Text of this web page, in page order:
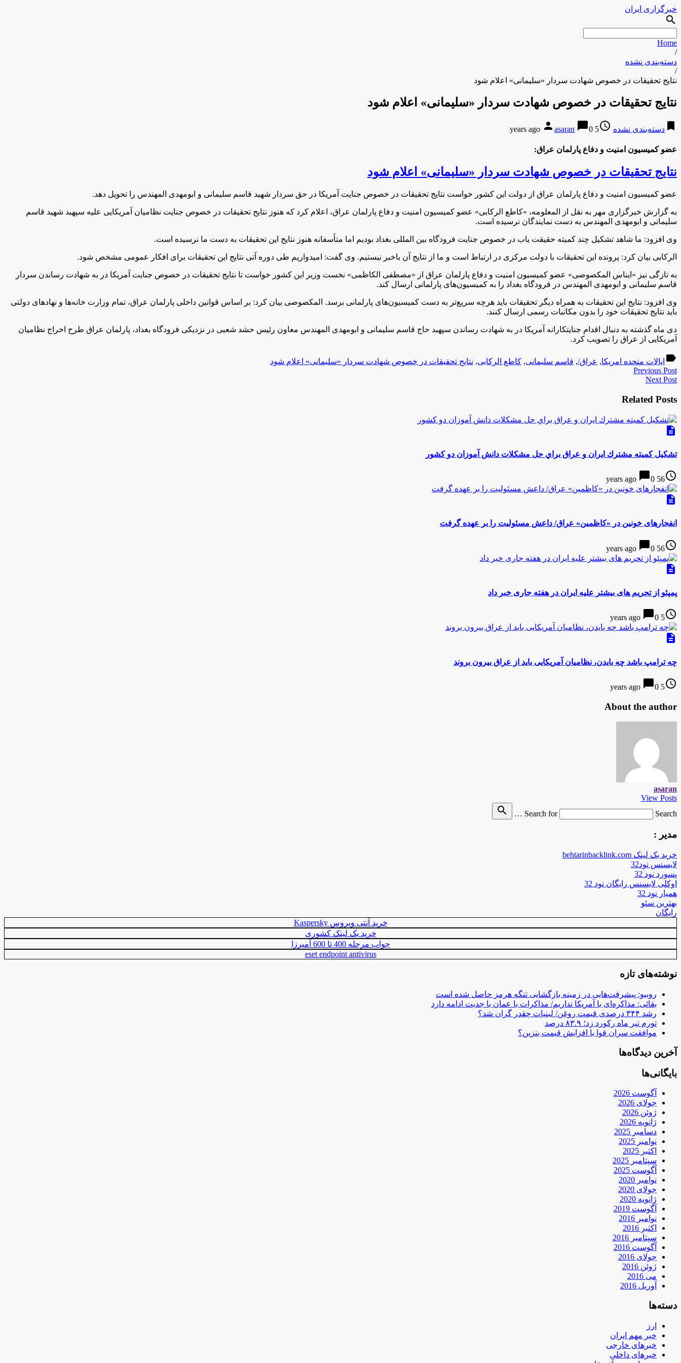
خبرگزاری ایران
search
Home
/
دسته‌بندی نشده
/
نتایج تحقیقات در خصوص شهادت سردار «سلیمانی» اعلام شود
نتایج تحقیقات در خصوص شهادت سردار «سلیمانی» اعلام شود
bookmark دسته‌بندی نشده access_time
5 years ago
person asaran chat_bubble0
عضو کمیسیون امنیت و دفاع پارلمان عراق:
نتایج تحقیقات در خصوص شهادت سردار «سلیمانی» اعلام شود
عضو کمیسیون امنیت و دفاع پارلمان عراق از دولت این کشور خواست نتایج تحقیقات در خصوص جنایت آمریکا در حق سردار شهید قاسم سلیمانی و ابومهدی المهندس را تحویل دهد.
به گزارش خبرگزاری مهر به نقل از المعلومه، «کاطع الرکابی» عضو کمیسیون امنیت و دفاع پارلمان عراق، اعلام کرد که هنوز نتایج تحقیقات در خصوص جنایت نظامیان آمریکایی علیه سپهبد شهید قاسم
سلیمانی و ابومهدی المهندس به دست نمایندگان نرسیده است.
وی افزود: ما شاهد تشکیل چند کمیته حقیقت یاب در خصوص جنایت فرودگاه بین المللی بغداد بودیم اما متأسفانه هنوز نتایج این تحقیقات به دست ما نرسیده است.
الرکابی بیان کرد: پرونده این تحقیقات با دولت مرکزی در ارتباط است و ما از نتایج آن باخبر نیستیم. وی گفت: امیدواریم طی دوره آتی نتایج این تحقیقات برای افکار عمومی مشخص شود.
به تازگی نیز «ایناس المکصوصی» عضو کمیسیون امنیت و دفاع پارلمان عراق از «مصطفی الکاظمی» نخست وزیر این کشور خواست تا نتایج تحقیقات در خصوص جنایت آمریکا در به شهادت رساندن سردار
قاسم سلیمانی و ابومهدی المهندس در فرودگاه بغداد را به کمیسیون‌های پارلمانی ارسال کند.
وی افزود: نتایج این تحقیقات به همراه دیگر تحقیقات باید هرچه سریع‌تر به دست کمیسیون‌های پارلمانی برسد. المکصوصی بیان کرد: بر اساس قوانین داخلی پارلمان عراق، تمام وزارت خانه‌ها و نهادهای دولتی
باید نتایج تحقیقات خود را بدون مکاتبات رسمی ارسال کنند.
دی ماه گذشته به دنبال اقدام جنایتکارانه آمریکا در به شهادت رساندن سپهبد حاج قاسم سلیمانی و ابومهدی المهندس معاون رئیس حشد شعبی در نزدیکی فرودگاه بغداد، پارلمان عراق طرح اخراج نظامیان
آمریکایی از عراق را تصویب کرد.
label ایالات متحده امریکا, عراق/, قاسم سلیمانی, کاطع الرکابی, نتایج تحقیقات در خصوص شهادت سردار «سلیمانی» اعلام شود
Previous Post
Next Post
Related Posts
description
تشكيل كميته مشترك ايران و عراق براي حل مشكلات دانش آموزان دو كشور
access_time
56 years ago
chat_bubble0
description
انفجار‎های خونین در «کاظمین» عراق/ داعش مسئولیت را بر عهده گرفت
access_time
56 years ago
chat_bubble0
description
پمپئو از تحریم های بیشتر علیه ایران در هفته جاری خبر داد
access_time
5 years ago
chat_bubble0
description
چه ترامپ باشد چه بایدن، نظامیان آمریکایی باید از عراق بیرون بروند
access_time
5 years ago
chat_bubble0
About the author
asaran
View Posts
Search for
Search …
search
مدیر :
خرید بک لینک behtarinbacklink.com
لایسنس نود32
پسورد نود 32
اوکلی لایسنس رایگان نود 32
همیار نود 32
بهترین سئو
رایگان
خرید آنتی ویروس Kaspersky
خرید بک لینک کشوری
جواب مرحله 400 تا 600 آمیرزا
eset endpoint antivirus
نوشته‌های تازه
روبیو: پیشرفت‌هایی در زمینه بازگشایی تنگه هرمز حاصل شده است
بقائی: مذاکره‌ای با آمریکا نداریم/ مذاکرات با عمان با جدیت ادامه دارد
رشد ۳۴۴ درصدی قیمت روغن/ لبنیات چقدر گران شد؟
تورم تیر ماه رکورد زد؛ ۸۳.۹ درصد
موافقت سران قوا با افزایش قیمت بنزین؟
آخرین دیدگاه‌ها
بایگانی‌ها
آگوست 2026
جولای 2026
ژوئن 2026
ژانویه 2026
دسامبر 2025
نوامبر 2025
اکتبر 2025
سپتامبر 2025
آگوست 2025
نوامبر 2020
جولای 2020
ژانویه 2020
آگوست 2019
نوامبر 2016
اکتبر 2016
سپتامبر 2016
آگوست 2016
جولای 2016
ژوئن 2016
می 2016
آوریل 2016
دسته‌ها
ارز
خبر مهم ایران
خبرهای خارجی
خبرهای داخلی